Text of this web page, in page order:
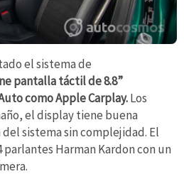
el sistema de
pantalla táctil de 8.8”
como Apple Carplay.Los
el display tiene buena
sistema sin complejidad. El
parlantes Harman Kardon con un